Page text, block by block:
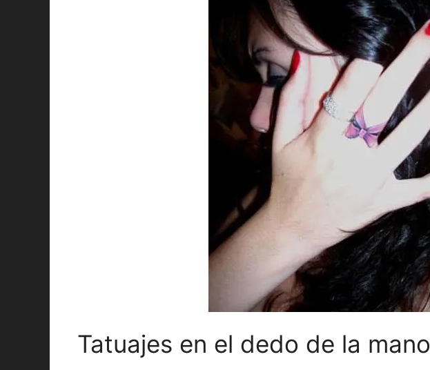
Tatuajes en el dedo de la mano